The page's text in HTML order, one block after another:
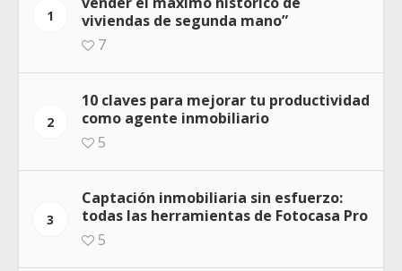
1
viviendas de segunda mano”
7
2
10 claves para mejorar tu productividad
como agente inmobiliario
5
3
Captación inmobiliaria sin esfuerzo:
todas las herramientas de Fotocasa Pro
5